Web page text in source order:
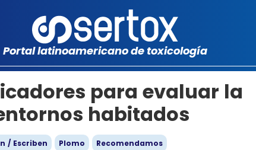
Portal latinoamericano de toxicología
para evaluar la
habitados
/ Escriben Plomo
Recomendamos